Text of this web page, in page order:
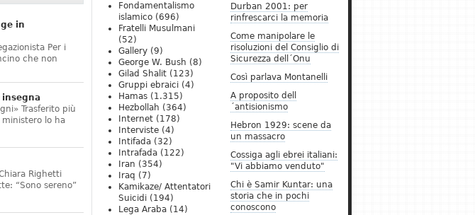
in
Per i
che non
insegna
Trasferito più
lo ha
Righetti
“Sono sereno”
Durban 2001: per
rinfrescarci la memoria
Come manipolare le
risoluzioni del Consiglio di
Sicurezza dell´Onu
Così parlava Montanelli
A proposito dell
´antisionismo
Hebron 1929: scene da
un massacro
Cossiga agli ebrei italiani:
"Vi abbiamo venduto"
Chi è Samir Kuntar: una
storia che in pochi
conoscono
Fondamentalismo
islamico (696)
Fratelli Musulmani
(52)
Gallery (9)
George W. Bush (8)
Gilad Shalit (123)
Gruppi ebraici (4)
Hamas (1.315)
Hezbollah (364)
Internet (178)
Interviste (4)
Intifada (32)
Intrafada (122)
Iran (354)
Iraq (7)
Kamikaze/ Attentatori
Suicidi (194)
Lega Araba (14)